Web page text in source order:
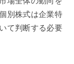
別株式は企業特
て判断する必要